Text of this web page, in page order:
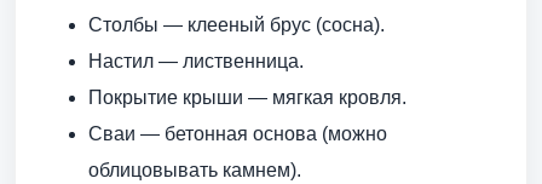
Столбы — клееный брус (сосна).
Настил — лиственница.
Покрытие крыши — мягкая кровля.
Сваи — бетонная основа (можно
облицовывать камнем).